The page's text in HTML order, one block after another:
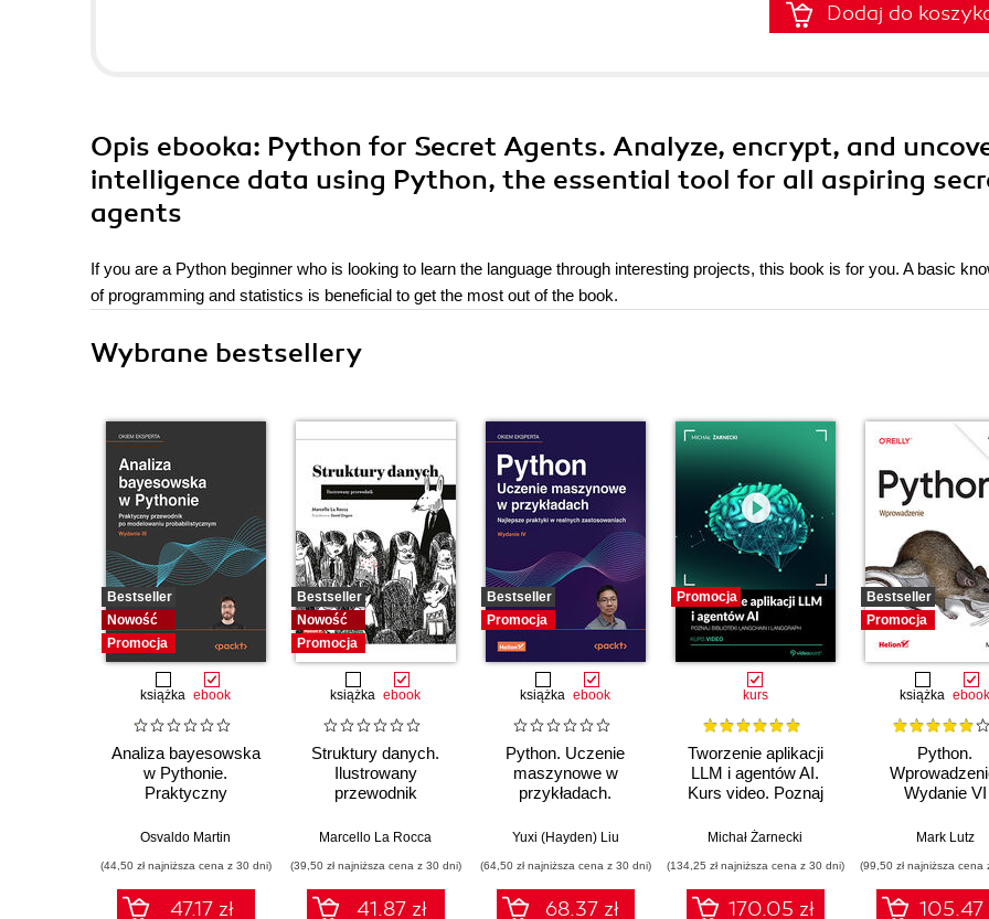
Dodaj do
Opis ebooka: Python for Secret Agents. Analyze, encrypt, and
intelligence data using Python, the essential tool for all aspiring
agents
If you are a Python beginner who is looking to learn the language through interesting projects, this book is for you. A basic
of programming and statistics is beneficial to get the most out of the book.
Wybrane bestsellery
Bestseller
Nowość
Promocja
książka ebook
Analiza bayesowska
w Pythonie.
Praktyczny
modelowaniu
Wydanie III
Osvaldo Martin
(44,50 zł najniższa cena z 30 dni)
47.17 zł
Bestseller
Nowość
Promocja
książka ebook
Struktury danych.
Ilustrowany
przewodnik
Marcello La Rocca
(39,50 zł najniższa cena z 30 dni)
41.87 zł
Bestseller
Promocja
książka ebook
Python. Uczenie
maszynowe w
przykładach.
realnych
Wydanie IV
Yuxi (Hayden) Liu
(64,50 zł najniższa cena z 30 dni)
68.37 zł
Promocja
kurs
Tworzenie aplikacji
LLM i agentów AI.
Kurs video. Poznaj
LangGraph
Michał Żarnecki
(134,25 zł najniższa cena z 30 dni)
170.05 zł
Bestseller
Promocja
książka ebook
Python.
Wydanie VI
Mark Lutz
(99,50 zł najniższa cena
105.47